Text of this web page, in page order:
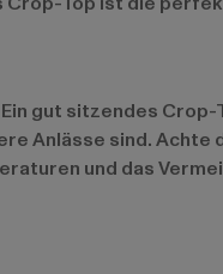
gut sitzendes
Anlässe sind.
und das